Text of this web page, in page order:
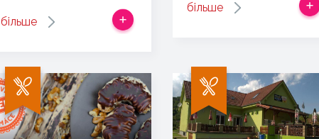
більше
більше